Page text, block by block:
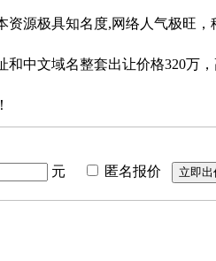
资源极具知名度,网络人气极旺，
和中文域名整套出让价格320万
元 匿名报价